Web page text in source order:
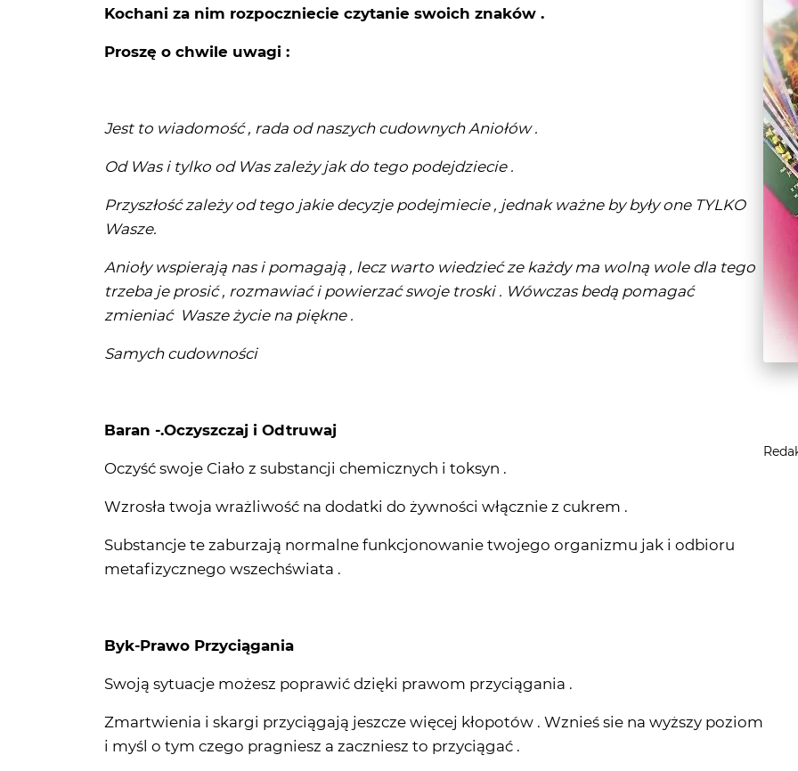
Kochani za nim rozpoczniecie czytanie swoich znaków .
Proszę o chwile uwagi :
Jest to wiadomość , rada od naszych cudownych Aniołów .
Od Was i tylko od Was zależy jak do tego podejdziecie .
Przyszłość zależy od tego jakie decyzje podejmiecie , jednak ważne by były one TYLKO
Wasze.
Anioły wspierają nas i pomagają , lecz warto wiedzieć ze każdy ma wolną wole dla tego
trzeba je prosić , rozmawiać i powierzać swoje troski . Wówczas bedą pomagać
zmieniać Wasze życie na piękne .
Samych cudowności
Baran -.Oczyszczaj i Odtruwaj
Oczyść swoje Ciało z substancji chemicznych i toksyn .
Wzrosła twoja wrażliwość na dodatki do żywności włącznie z cukrem .
Substancje te zaburzają normalne funkcjonowanie twojego organizmu jak i odbioru
metafizycznego wszechświata .
Byk-Prawo Przyciągania
Swoją sytuacje możesz poprawić dzięki prawom przyciągania .
Zmartwienia i skargi przyciągają jeszcze więcej kłopotów . Wznieś sie na wyższy poziom
i myśl o tym czego pragniesz a zaczniesz to przyciągać .